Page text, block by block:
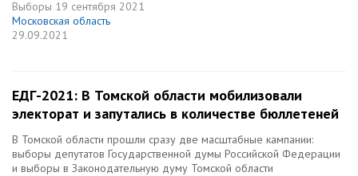
Выборы 19 сентября 2021
Московская область
29.09.2021
ЕДГ-2021: В Томской области мобилизовали
электорат и запутались в количестве бюллетеней
В Томской области прошли сразу две масштабные кампании:
выборы депутатов Государственной думы Российской Федерации
и выборы в Законодательную думу Томской области